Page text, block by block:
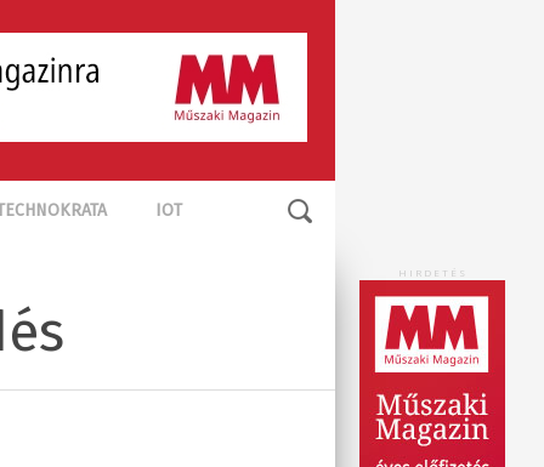
IOT
HIRDETÉS